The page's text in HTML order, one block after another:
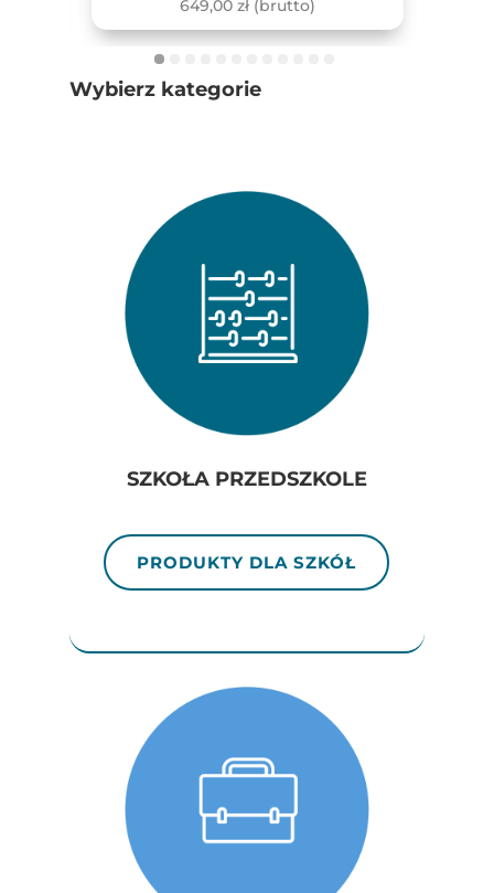
649,00 zł (brutto)
Wybierz kategorie
SZKOŁA PRZEDSZKOLE
PRODUKTY DLA SZKÓŁ